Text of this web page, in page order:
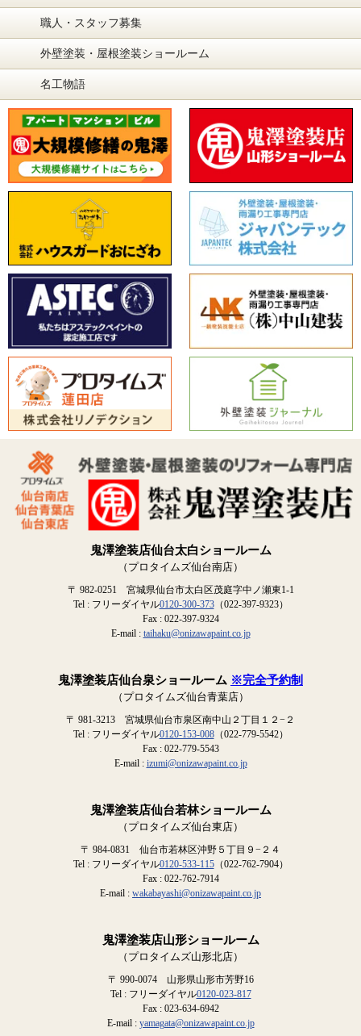
職人・スタッフ募集
外壁塗装・屋根塗装ショールーム
名工物語
鬼澤塗装店仙台太白ショールーム
（プロタイムズ仙台南店）
〒 982-0251 宮城県仙台市太白区茂庭字中ノ瀬東1-1
Tel : フリーダイヤル0120-300-373（022-397-9323）
Fax : 022-397-9324
E-mail : taihaku@onizawapaint.co.jp
鬼澤塗装店仙台泉ショールーム ※完全予約制
（プロタイムズ仙台青葉店）
〒 981-3213 宮城県仙台市泉区南中山２丁目１２−２
Tel : フリーダイヤル0120-153-008（022-779-5542）
Fax : 022-779-5543
E-mail : izumi@onizawapaint.co.jp
鬼澤塗装店仙台若林ショールーム
（プロタイムズ仙台東店）
〒 984-0831 仙台市若林区沖野５丁目９−２４
Tel : フリーダイヤル0120-533-115（022-762-7904）
Fax : 022-762-7914
E-mail : wakabayashi@onizawapaint.co.jp
鬼澤塗装店山形ショールーム
（プロタイムズ山形北店）
〒 990-0074 山形県山形市芳野16
Tel : フリーダイヤル0120-023-817
Fax : 023-634-6942
E-mail : yamagata@onizawapaint.co.jp